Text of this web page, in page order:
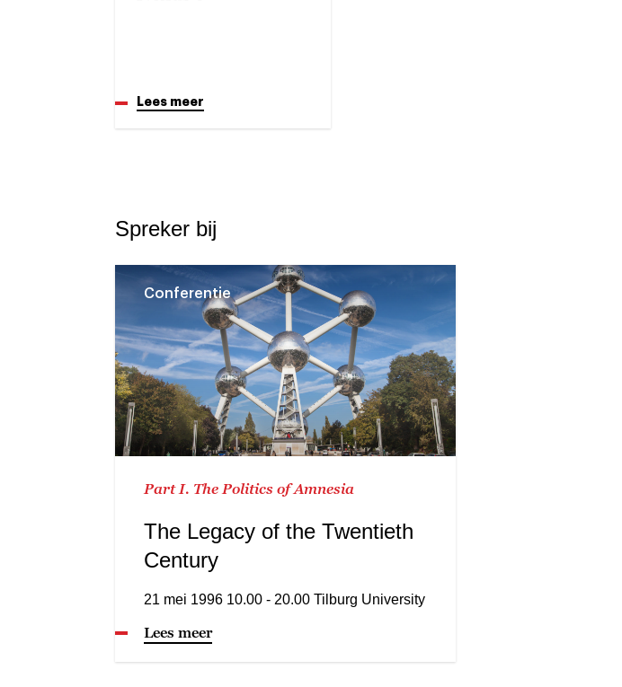
Lees meer
Spreker bij
Conferentie
Part I. The Politics of Amnesia
The Legacy of the Twentieth
Century
21 mei 1996 10.00 - 20.00 Tilburg University
Lees meer